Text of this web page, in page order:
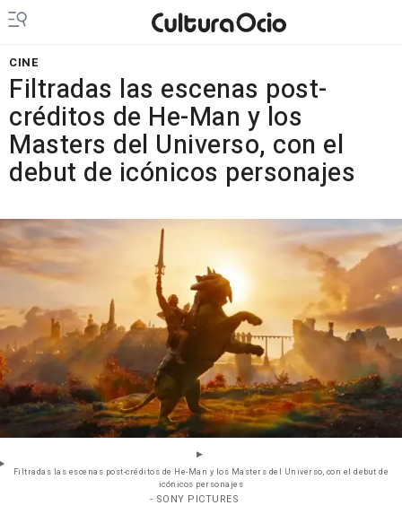
CINE
Filtradas las escenas post-
créditos de He-Man y los
Masters del Universo, con el
debut de icónicos personajes
Filtradas las escenas post-créditos de He-Man y los Masters del Universo, con el debut de
icónicos personajes
- SONY PICTURES